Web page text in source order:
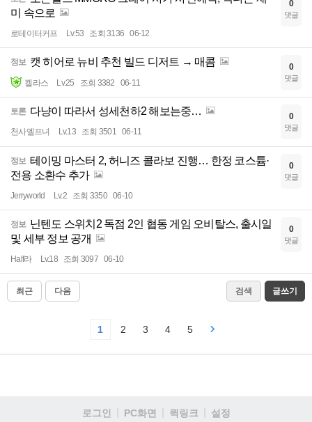
미 속으로
로테이터커프 Lv.53 조회 3136 06-12
0
댓글
정보 캣 히어로 뉴비 추천 빌드 디저트 → 매콤
켈라스 Lv.25 조회 3382 06-11
0
댓글
토론 다냥이 따라서 성세천하2 해보는중…
천사엘프녀 Lv.13 조회 3501 06-11
0
댓글
정보 테이밍 마스터 2, 허니즈 콜라보 진행… 한정 코스튬·
전용 소환수 추가
Jerryworld Lv.2 조회 3350 06-10
0
댓글
정보 닌텐도 스위치2 독점 2인 협동 게임 오비탈스, 출시일
및 세부 정보 공개
Half라 Lv.18 조회 3097 06-10
0
댓글
최근 다음 검색 글쓰기
1 2 3 4 5
로그인 PC화면 퀵링크 설정